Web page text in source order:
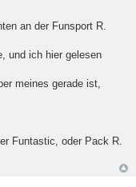
an der Funsport R.
und ich hier gelesen
meines gerade ist,
Funtastic, oder Pack R.